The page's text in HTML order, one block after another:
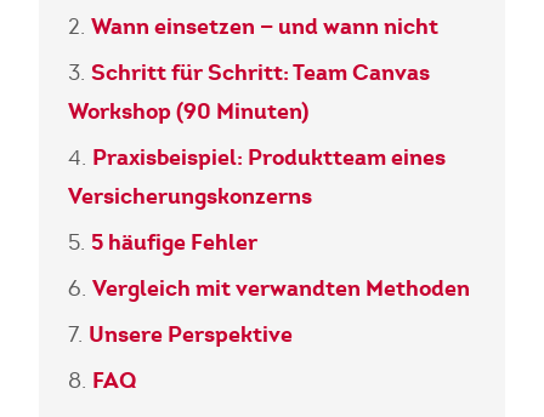
Wann einsetzen — und wann nicht
Schritt für Schritt: Team Canvas
Workshop (90 Minuten)
Praxisbeispiel: Produktteam eines
Versicherungskonzerns
5 häufige Fehler
Vergleich mit verwandten Methoden
Unsere Perspektive
FAQ